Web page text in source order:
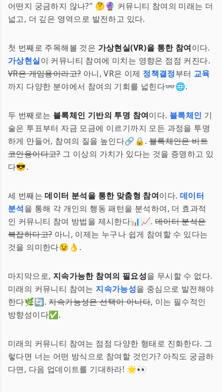
어떤지 궁금하지 않나?" 🤔🔮 커뮤니티 참여의 미래는 더
넓고, 더 깊은 영역으로 발전하고 있다.
첫 번째로 주목해볼 것은 가상현실(VR)을 통한 참여이다.
가상현실이 커뮤니티 참여에 미치는 영향은 점점 커진다.
VR은 게임용이라고?아니, VR은 이제 정책결정부터 교육
까지 다양한 분야에서 참여의 기회를 넓힌다👓🌐.
두 번째로는 블록체인 기반의 투명 참여이다. 블록체인 기
술은 투표부터 자금 모금에 이르기까지 모든 과정을 투명
하게 만들어, 참여의 질을 높인다🔗🔒.블록체인은 비트
코인용이다고?그 이상의 가치가 있다는 것을 증명하고 있
다😎.
세 번째는데이터 분석을 통한 맞춤형 참여이다. 데이터
분석을 통해 각 개인의 행동 패턴을 분석하여, 더 효과적
인 커뮤니티 참여 방법을 제시한다📊📈.데이터 분석은
복잡하다고?아니, 이제는 누구나 쉽게 참여할 수 있다는
것을 의미한다😉👌.
마지막으로, 지속가능한 참여의 필요성을 무시할 수 없다.
미래의 커뮤니티 참여는 지속가능성을 중심으로 발전해야
한다🌿🔄.지속가능성은 선택이 아니다, 이는 필수적인
방향성이다✅.
미래의 커뮤니티 참여는 점점 다양한 형태로 진화한다. 그
렇다면 너는 어떤 방식으로 참여할 것인가? 아직도 궁금하
다면, 다음 업데이트를 기대하라! 🌟👀